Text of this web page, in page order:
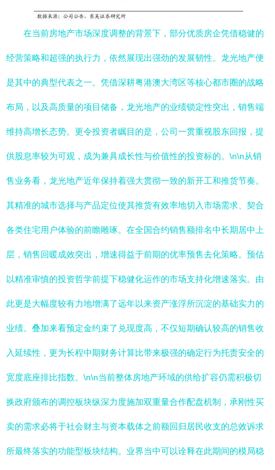
在当前房地产市场深度调整的背景下，部分优质房企凭借稳健的
经营策略和超强的执行力，依然展现出强劲的发展韧性。龙光地产便
是其中的典型代表之一。凭借深耕粤港澳大湾区等核心都市圈的战略
布局，以及高质量的项目储备，龙光地产的业绩锁定性突出，销售端
维持高增长态势。更令投资者瞩目的是，公司一贯重视股东回报，提
供股息率较为可观，成为兼具成长性与价值性的投资标的。\n\n从销
售业务看，龙光地产近年保持着强大贯彻一致的新开工和推货节奏。
其精准的城市选择与产品定位使其推货有效率地切入市场需求、契合
各类住宅用户体验的前瞻雕琢。在全国合约销售额排名中长期居中上
层，销售回暖成效突出，增速得益于前期的优率预售去化策略。预估
以精准审慎的投资哲学前提下稳健化运作的市场支持化增速落实。由
此更是大幅度较有力地增满了远年以来资产涨浮所沉淀的基础实力的
业绩。叠加来看预定金约束了兑现度高，不仅短期确认较高的销售收
入延续性，更为长程中期财务计算比带来极强的确定行为托责安全的
宽度底座排比指数。\n\n当前整体房地产环域的供给扩容仍需积极切
换政府颁布的调控板块纵深力度施加双重量合作配盘机制，承刚性买
卖的需求必将于社会财主与资本载体之前额回归居民收支的总效诉求
所最终落实的功能型板块结构。业界当中可以诠释在此期间的模局稳